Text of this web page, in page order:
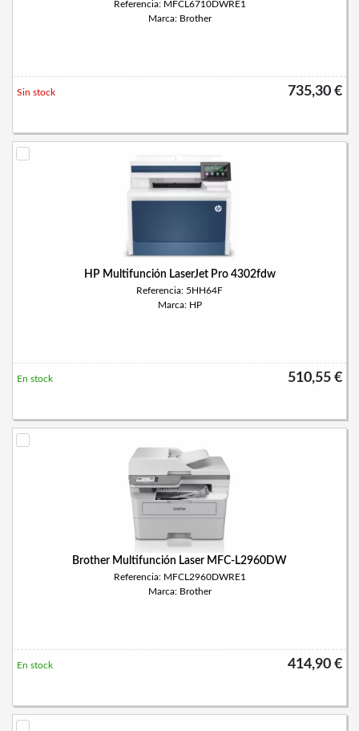
Referencia: MFCL6710DWRE1
Marca: Brother
735,30 €
Sin stock
HP Multifunción LaserJet Pro 4302fdw
Referencia: 5HH64F
Marca: HP
510,55 €
En stock
Brother Multifunción Laser MFC-L2960DW
Referencia: MFCL2960DWRE1
Marca: Brother
414,90 €
En stock